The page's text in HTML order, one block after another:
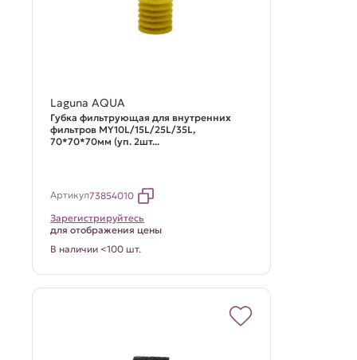
Laguna AQUA
Губка фильтрующая для внутренних
фильтров MY10L/15L/25L/35L,
70*70*70мм (уп. 2шт...
Артикул73854010
Зарегистрируйтесь
для отображения цены
В наличии <100 шт.